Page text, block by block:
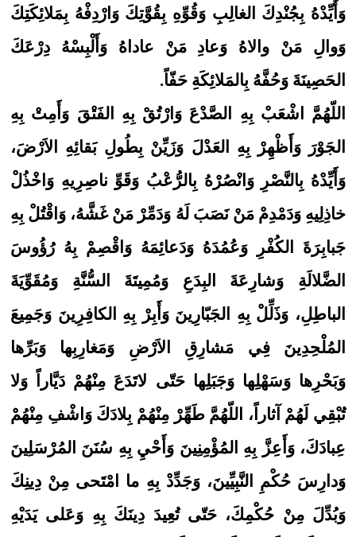
وَأَيِّدْهُ بِجُنْدِكَ الغالِبِ وَقُوِّهِ بِقُوَّتِكَ وَارْدِفْهُ بِمَلائِكَتِكَ
وَوالِ مَنْ والاهُ وَعادِ مَنْ عاداهُ وَأَلْبِسْهُ دِرْعَكَ
الحَصِينَةَ وَحُفَّهُ بِالمَلائِكَةِ حَفّاً.
اللّهُمَّ اشْعَبْ بِهِ الصَّدْعَ وَارْتُقْ بِهِ الفَتْقَ وَأَمِتْ بِهِ
الجَوْرَ وَأَظْهِرْ بِهِ العَدْلَ وَزَيِّنْ بِطُولِ بَقائِهِ الاَرْضَ،
وَأَيِّدْهُ بِالنَّصْرِ وَانْصُرْهُ بِالرُّعْبُ وَقَوِّ ناصِرِيهِ وَاخْذُلْ
خاذِلِيهِ وَدَمْدِمْ مَنْ نَصَبَ لَهُ وَدَمِّرْ مَنْ غَشَّهُ، وَاقْتُلْ بِهِ
جَبابِرَةَ الكُفْرِ وَعُمُدَهُ وَدَعائِمَهُ وَاقْصِمْ بِهُ رُؤُوسَ
الضَّلالَةِ وَشارِعَةَ البِدَعِ وَمُمِيتَةَ السُّنَّةِ وَمُقَوِّيَةَ
الباطِلِ، وَذَلِّلْ بِهِ الجَبّارِينَ وَأَبِرْ بِهِ الكافِرِينَ وَجَمِيعَ
المُلْحِدِينَ فِي مَشارِقِ الاَرْضِ وَمَغارِبِها وَبَرِّها
وَبَحْرِها وَسَهْلِها وَجَبَلِها حَتّى لاتَدَعَ مِنْهُمْ دَيَّاراً وَلا
تُبْقِي لَهُمْ آثاراً، اللّهُمَّ طَهِّرْ مِنْهُمْ بِلادَكَ وَاشْفِ مِنْهُمْ
عِبادَكَ، وَأَعِزَّ بِهِ المُؤْمِنِينَ وَأَحْيِ بِهِ سُنَنَ المُرْسَلِينَ
وَدارِسَ حُكْمِ النَّبِيِّينَ، وَجَدِّدْ بِهِ ما امْتَحى مِنْ دِينِكَ
وَبُدِّلَ مِنْ حُكْمِكَ، حَتّى تُعِيدَ دِينَكَ بِهِ وَعَلى يَدَيْهِ